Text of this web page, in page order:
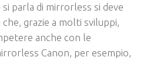
parla di mirrorless si deve
grazie a molti sviluppi,
anche con le
Canon, per esempio,